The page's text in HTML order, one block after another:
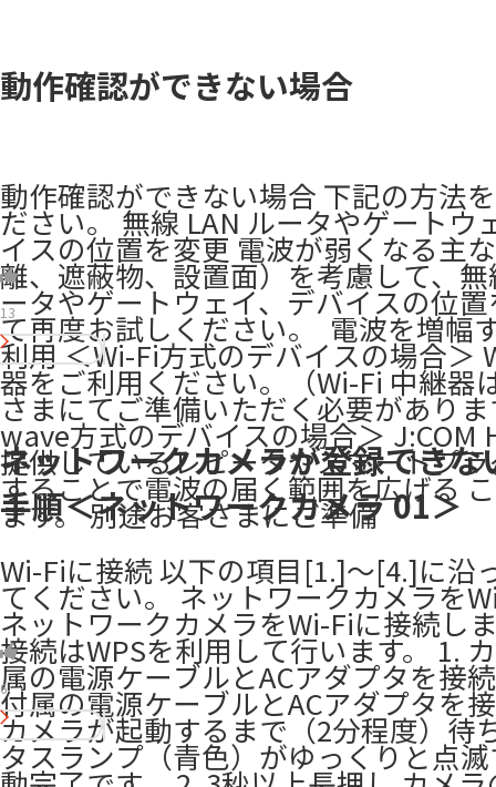
動作確認ができない場合
動作確認ができない場合 下記の方法
ださい。 無線 LAN ルータやゲートウ
イスの位置を変更 電波が弱くなる主
離、遮蔽物、設置面）を考慮して、無
ータやゲートウェイ、デバイスの位
て再度お試しください。 ​ 電波を増幅
利用 ＜Wi-Fi方式のデバイスの場合＞
器をご利用ください。（Wi-Fi 中継器
さまにてご準備いただく必要があり
wave方式のデバイスの場合＞ J:COM
提供しているレピータやスマートプ
することで電波の届く範囲を広げる
ます。 別途お客さまにご準備
13
ネットワークカメラが登録できな
手順＜ネットワークカメラ 01＞
Wi-Fiに接続 以下の項目[1.]～[4.]に沿
てください。 ネットワークカメラを
ネットワークカメラをWi-Fiに接続し
接続はWPSを利用して行います。 1.
属の電源ケーブルとACアダプタを接
付属の電源ケーブルとACアダプタを
カメラが起動するまで（2分程度）待
タスランプ（青色）がゆっくりと点
6